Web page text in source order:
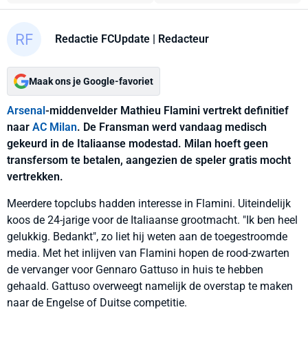
Redactie FCUpdate | Redacteur
Maak ons je Google-favoriet
Arsenal-middenvelder Mathieu Flamini vertrekt definitief
naar AC Milan. De Fransman werd vandaag medisch
gekeurd in de Italiaanse modestad. Milan hoeft geen
transfersom te betalen, aangezien de speler gratis mocht
vertrekken.
Meerdere topclubs hadden interesse in Flamini. Uiteindelijk
koos de 24-jarige voor de Italiaanse grootmacht. "Ik ben heel
gelukkig. Bedankt", zo liet hij weten aan de toegestroomde
media. Met het inlijven van Flamini hopen de rood-zwarten
de vervanger voor Gennaro Gattuso in huis te hebben
gehaald. Gattuso overweegt namelijk de overstap te maken
naar de Engelse of Duitse competitie.